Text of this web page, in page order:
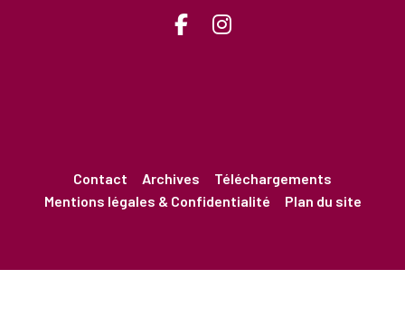
Contact Archives
Téléchargements
Mentions légales & Confidentialité
Plan du site